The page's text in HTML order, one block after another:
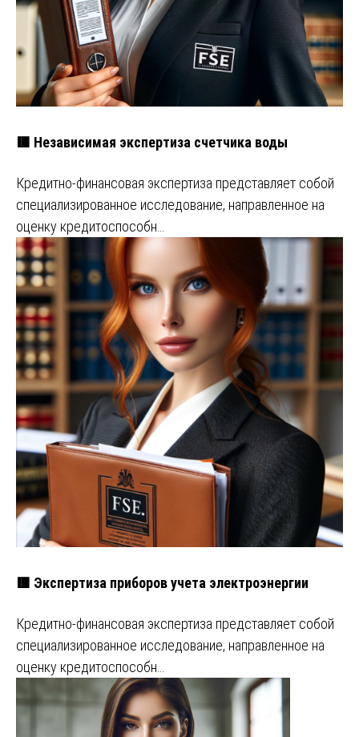
🟥 Независимая экспертиза счетчика воды
Кредитно-финансовая экспертиза представляет собой
специализированное исследование, направленное на
оценку кредитоспособн…
🟥 Экспертиза приборов учета электроэнергии
Кредитно-финансовая экспертиза представляет собой
специализированное исследование, направленное на
оценку кредитоспособн…